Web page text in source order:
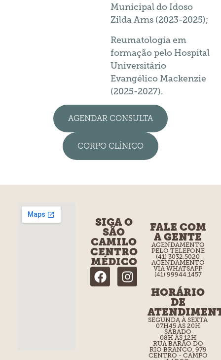
Municipal do Idoso
Zilda Arns (2023-2025);
Reumatologia em
formação pelo Hospital
Universitário
Evangélico Mackenzie
(2025-2027).
AGENDAR CONSULTA
CORPO CLÍNICO
SIGA O
SÃO
CAMILO
CENTRO
MÉDICO
FALE COM
A GENTE
AGENDAMENTO
PELO TELEFONE
(41) 3032.5020
AGENDAMENTO
VIA WHATSAPP
(41) 99944.1457
HORÁRIO
DE
SEGUNDA À SEXTA
07H45 ÀS 20H
SÁBADO
08H ÀS 12H
RUA BARÃO DO
RIO BRANCO, 979
CENTRO - CAMPO